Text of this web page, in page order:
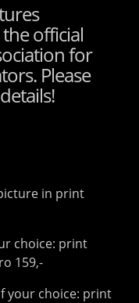
official
for
Please
picture in print
choice: print
159,-
your choice: print